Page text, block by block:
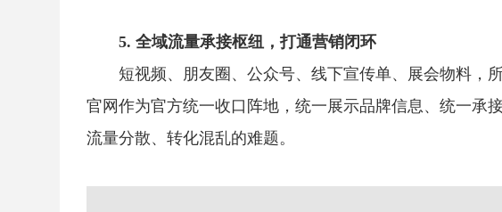
5. 全域流量承接枢纽，打通营销闭环
短视频、朋友圈、公众号、线下宣传单、展会物料，
官网作为官方统一收口阵地，统一展示品牌信息、统一承
流量分散、转化混乱的难题。